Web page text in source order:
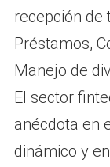
recepción de
Préstamos,
Manejo de
El sector
anécdota en
dinámico y